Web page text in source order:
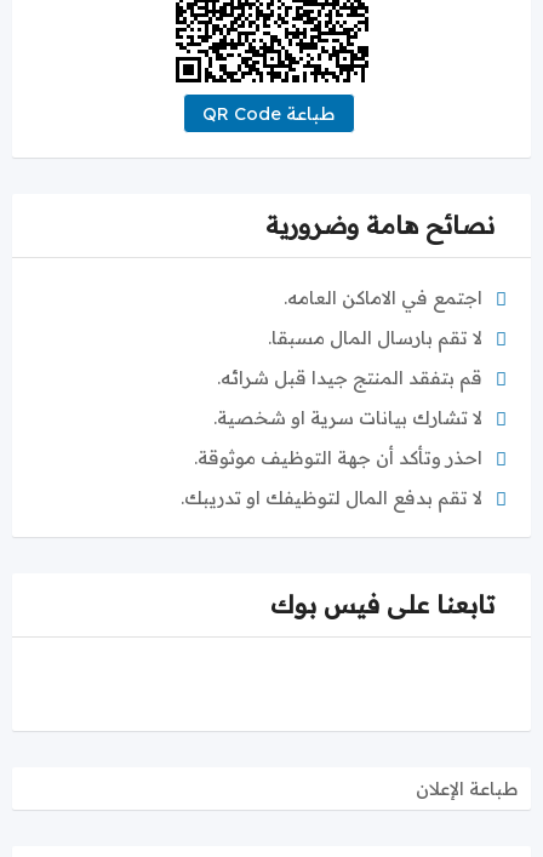
طباعة QR Code
نصائح هامة وضرورية
اجتمع في الاماكن العامه.
لا تقم بارسال المال مسبقا.
قم بتفقد المنتج جيدا قبل شرائه.
لا تشارك بيانات سرية او شخصية.
احذر وتأكد أن جهة التوظيف موثوقة.
لا تقم بدفع المال لتوظيفك او تدريبك.
تابعنا على فيس بوك
طباعة الإعلان